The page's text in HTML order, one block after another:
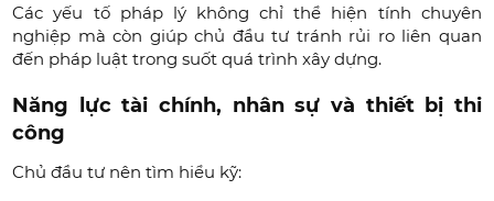
Các yếu tố pháp lý không chỉ thể hiện tính chuyên
nghiệp mà còn giúp chủ đầu tư tránh rủi ro liên quan
đến pháp luật trong suốt quá trình xây dựng.
Năng lực tài chính, nhân sự và thiết bị thi
công
Chủ đầu tư nên tìm hiểu kỹ: